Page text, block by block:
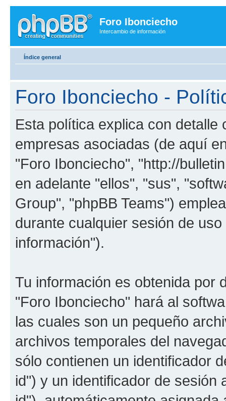
Foro Ibonciecho
Intercambio de información
Índice general
Foro Ibonciecho -
Esta política explica con
empresas asociadas (de aquí
"Foro Ibonciecho", "http://
en adelante "ellos", "sus",
Group", "phpBB Teams")
durante cualquier sesión de
información").
Tu información es obtenida por
"Foro Ibonciecho" hará al
las cuales son un pequeño
archivos temporales del
sólo contienen un identificador
id") y un identificador de sesión